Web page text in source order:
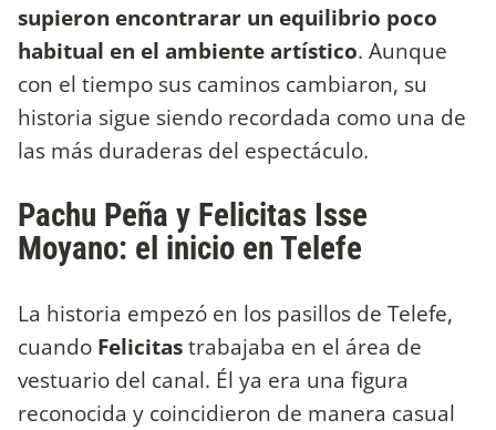
supieron encontrarar un equilibrio poco
habitual en el ambiente artístico. Aunque
con el tiempo sus caminos cambiaron, su
historia sigue siendo recordada como una de
las más duraderas del espectáculo.
Pachu Peña y Felicitas Isse
Moyano: el inicio en Telefe
La historia empezó en los pasillos de Telefe,
cuando Felicitastrabajaba en el área de
vestuario del canal. Él ya era una figura
reconocida y coincidieron de manera casual